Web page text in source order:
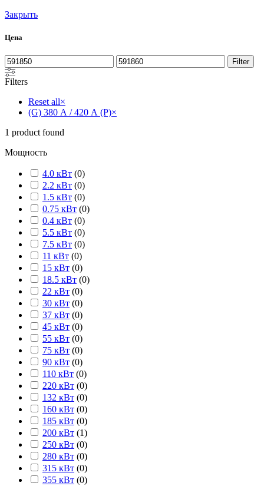
Закрыть
Цена
Filter
Filters
Reset all×
(G) 380 А / 420 А (P)×
1 product found
Мощность
4.0 кВт (0)
2.2 кВт (0)
1.5 кВт (0)
0.75 кВт (0)
0.4 кВт (0)
5.5 кВт (0)
7.5 кВт (0)
11 кВт (0)
15 кВт (0)
18.5 кВт (0)
22 кВт (0)
30 кВт (0)
37 кВт (0)
45 кВт (0)
55 кВт (0)
75 кВт (0)
90 кВт (0)
110 кВт (0)
220 кВт (0)
132 кВт (0)
160 кВт (0)
185 кВт (0)
200 кВт (1)
250 кВт (0)
280 кВт (0)
315 кВт (0)
355 кВт (0)